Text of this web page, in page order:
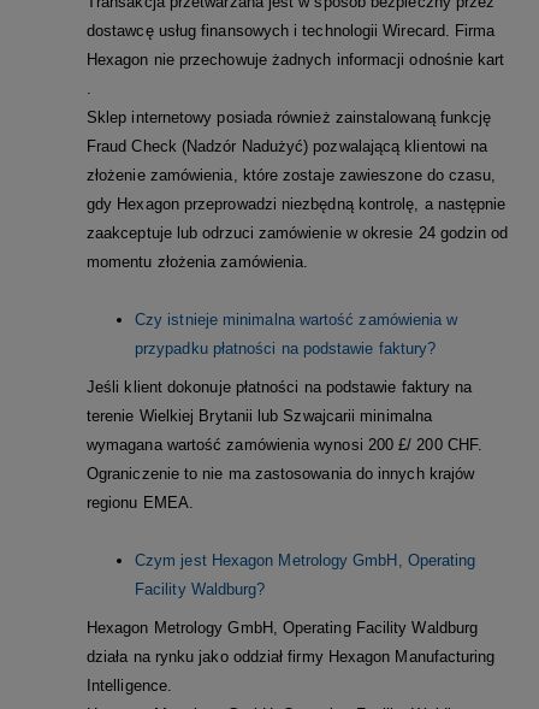
dostawcę usług finansowych i technologii Wirecard. Firma
Hexagon nie przechowuje żadnych informacji odnośnie kart
Sklep internetowy posiada również zainstalowaną funkcję
Fraud Check (Nadzór Nadużyć) pozwalającą klientowi na
złożenie zamówienia, które zostaje zawieszone do czasu,
gdy Hexagon przeprowadzi niezbędną kontrolę, a następnie
zaakceptuje lub odrzuci zamówienie w okresie 24 godzin od
momentu złożenia zamówienia.
Czy istnieje minimalna wartość zamówienia w
przypadku płatności na podstawie faktury?
Jeśli klient dokonuje płatności na podstawie faktury na
terenie Wielkiej Brytanii lub Szwajcarii minimalna
wymagana wartość zamówienia wynosi 200 £/ 200 CHF.
Ograniczenie to nie ma zastosowania do innych krajów
regionu EMEA.
Czym jest Hexagon Metrology GmbH, Operating
Facility Waldburg?
Hexagon Metrology GmbH, Operating Facility Waldburg
działa na rynku jako oddział firmy Hexagon Manufacturing
Intelligence.